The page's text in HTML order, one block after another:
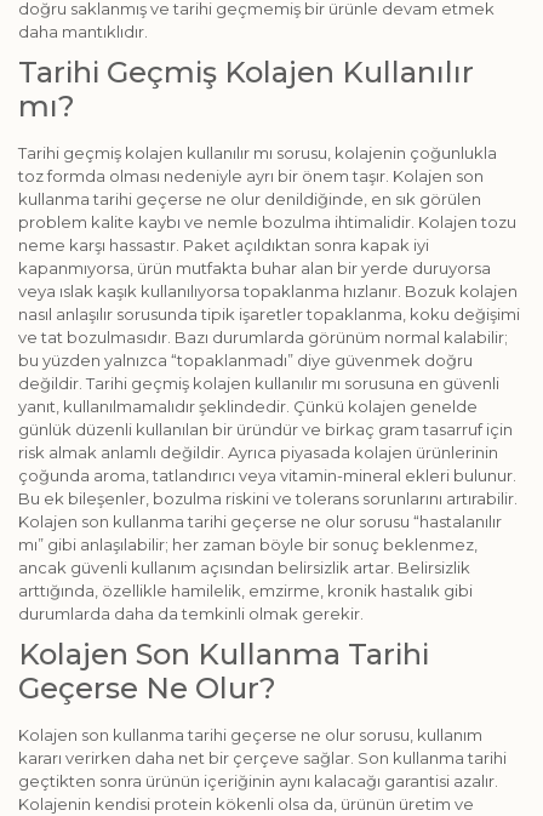
doğru saklanmış ve tarihi geçmemiş bir ürünle devam etmek
daha mantıklıdır.
Tarihi Geçmiş Kolajen Kullanılır
mı?
Tarihi geçmiş kolajen kullanılır mı sorusu, kolajenin çoğunlukla
toz formda olması nedeniyle ayrı bir önem taşır. Kolajen son
kullanma tarihi geçerse ne olur denildiğinde, en sık görülen
problem kalite kaybı ve nemle bozulma ihtimalidir. Kolajen tozu
neme karşı hassastır. Paket açıldıktan sonra kapak iyi
kapanmıyorsa, ürün mutfakta buhar alan bir yerde duruyorsa
veya ıslak kaşık kullanılıyorsa topaklanma hızlanır. Bozuk kolajen
nasıl anlaşılır sorusunda tipik işaretler topaklanma, koku değişimi
ve tat bozulmasıdır. Bazı durumlarda görünüm normal kalabilir;
bu yüzden yalnızca “topaklanmadı” diye güvenmek doğru
değildir. Tarihi geçmiş kolajen kullanılır mı sorusuna en güvenli
yanıt, kullanılmamalıdır şeklindedir. Çünkü kolajen genelde
günlük düzenli kullanılan bir üründür ve birkaç gram tasarruf için
risk almak anlamlı değildir. Ayrıca piyasada kolajen ürünlerinin
çoğunda aroma, tatlandırıcı veya vitamin-mineral ekleri bulunur.
Bu ek bileşenler, bozulma riskini ve tolerans sorunlarını artırabilir.
Kolajen son kullanma tarihi geçerse ne olur sorusu “hastalanılır
mı” gibi anlaşılabilir; her zaman böyle bir sonuç beklenmez,
ancak güvenli kullanım açısından belirsizlik artar. Belirsizlik
arttığında, özellikle hamilelik, emzirme, kronik hastalık gibi
durumlarda daha da temkinli olmak gerekir.
Kolajen Son Kullanma Tarihi
Geçerse Ne Olur?
Kolajen son kullanma tarihi geçerse ne olur sorusu, kullanım
kararı verirken daha net bir çerçeve sağlar. Son kullanma tarihi
geçtikten sonra ürünün içeriğinin aynı kalacağı garantisi azalır.
Kolajenin kendisi protein kökenli olsa da, ürünün üretim ve